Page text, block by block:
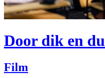
Door dik en
Film